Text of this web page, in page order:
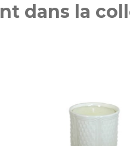
dans la